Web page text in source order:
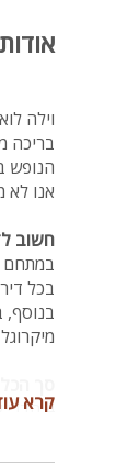
וילה
בריכה
הנופש
אנו לא
חשוב
במתחם 2 דירות אירוח
4 חדרי שינה ו-2 חדרי רחצה
מיקום:
קרא